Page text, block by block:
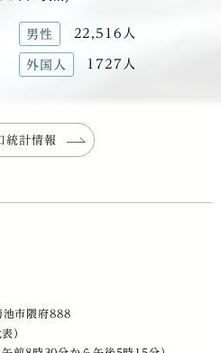
男性 22,516人
外国人 1727人
統計情報
市隈府888
表）